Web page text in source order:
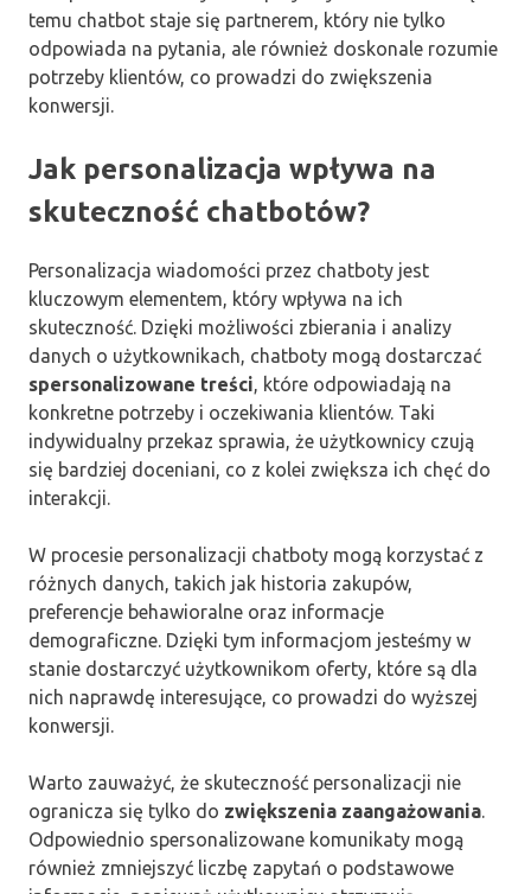
temu chatbot staje się partnerem, który nie tylko
odpowiada na pytania, ale również doskonale rozumie
potrzeby klientów, co prowadzi do zwiększenia
konwersji.
Jak personalizacja wpływa na
skuteczność chatbotów?
Personalizacja wiadomości przez chatboty jest
kluczowym elementem, który wpływa na ich
skuteczność. Dzięki możliwości zbierania i analizy
danych o użytkownikach, chatboty mogą dostarczać
spersonalizowane treści, które odpowiadają na
konkretne potrzeby i oczekiwania klientów. Taki
indywidualny przekaz sprawia, że użytkownicy czują
się bardziej doceniani, co z kolei zwiększa ich chęć do
interakcji.
W procesie personalizacji chatboty mogą korzystać z
różnych danych, takich jak historia zakupów,
preferencje behawioralne oraz informacje
demograficzne. Dzięki tym informacjom jesteśmy w
stanie dostarczyć użytkownikom oferty, które są dla
nich naprawdę interesujące, co prowadzi do wyższej
konwersji.
Warto zauważyć, że skuteczność personalizacji nie
ogranicza się tylko do zwiększenia zaangażowania.
Odpowiednio spersonalizowane komunikaty mogą
również zmniejszyć liczbę zapytań o podstawowe